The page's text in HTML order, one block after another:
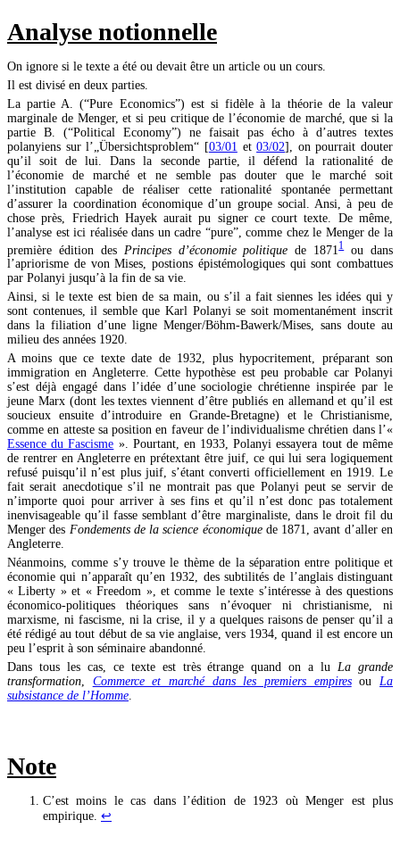
Analyse notionnelle
On ignore si le texte a été ou devait être un article ou un cours.
Il est divisé en deux parties.
La partie A. (“Pure Economics”) est si fidèle à la théorie de la valeur
marginale de Menger, et si peu critique de l’économie de marché, que si la
partie B. (“Political Economy”) ne faisait pas écho à d’autres textes
polanyiens sur l’„Übersichtsproblem“ [03/01 et03/02], on pourrait douter
qu’il soit de lui. Dans la seconde partie, il défend la rationalité de
l’économie de marché et ne semble pas douter que le marché soit
l’institution capable de réaliser cette rationalité spontanée permettant
d’assurer la coordination économique d’un groupe social. Ansi, à peu de
chose près, Friedrich Hayek aurait pu signer ce court texte. De même,
l’analyse est ici réalisée dans un cadre “pure”, comme chez le Menger de la
première édition des Principes d’économie politique de 18711 ou dans
l’apriorisme de von Mises, postions épistémologiques qui sont combattues
par Polanyi jusqu’à la fin de sa vie.
Ainsi, si le texte est bien de sa main, ou s’il a fait siennes les idées qui y
sont contenues, il semble que Karl Polanyi se soit momentanément inscrit
dans la filiation d’une ligne Menger/Böhm-Bawerk/Mises, sans doute au
milieu des années 1920.
A moins que ce texte date de 1932, plus hypocritement, préparant son
immigration en Angleterre. Cette hypothèse est peu probable car Polanyi
s’est déjà engagé dans l’idée d’une sociologie chrétienne inspirée par le
jeune Marx (dont les textes viennent d’être publiés en allemand et qu’il est
soucieux ensuite d’introduire en Grande-Bretagne) et le Christianisme,
comme en atteste sa position en faveur de l’individualisme chrétien dans l’«
Essence du Fascisme ». Pourtant, en 1933, Polanyi essayera tout de même
de rentrer en Angleterre en prétextant être juif, ce qui lui sera logiquement
refusé puisqu’il n’est plus juif, s’étant converti officiellement en 1919. Le
fait serait anecdotique s’il ne montrait pas que Polanyi peut se servir de
n’importe quoi pour arriver à ses fins et qu’il n’est donc pas totalement
inenvisageable qu’il fasse semblant d’être marginaliste, dans le droit fil du
Menger des Fondements de la science économiquede 1871, avant d’aller en
Angleterre.
Néanmoins, comme s’y trouve le thème de la séparation entre politique et
économie qui n’apparaît qu’en 1932, des subtilités de l’anglais distinguant
« Liberty » et « Freedom », et comme le texte s’intéresse à des questions
économico-politiques théoriques sans n’évoquer ni christianisme, ni
marxisme, ni fascisme, ni la crise, il y a quelques raisons de penser qu’il a
été rédigé au tout début de sa vie anglaise, vers 1934, quand il est encore un
peu l’esprit à son séminaire abandonné.
Dans tous les cas, ce texte est très étrange quand on a luLa grande
transformation, Commerce et marché dans les premiers empiresouLa
subsistance de l’Homme.
Note
C’est moins le cas dans l’édition de 1923 où Menger est plus
empirique. ↩︎